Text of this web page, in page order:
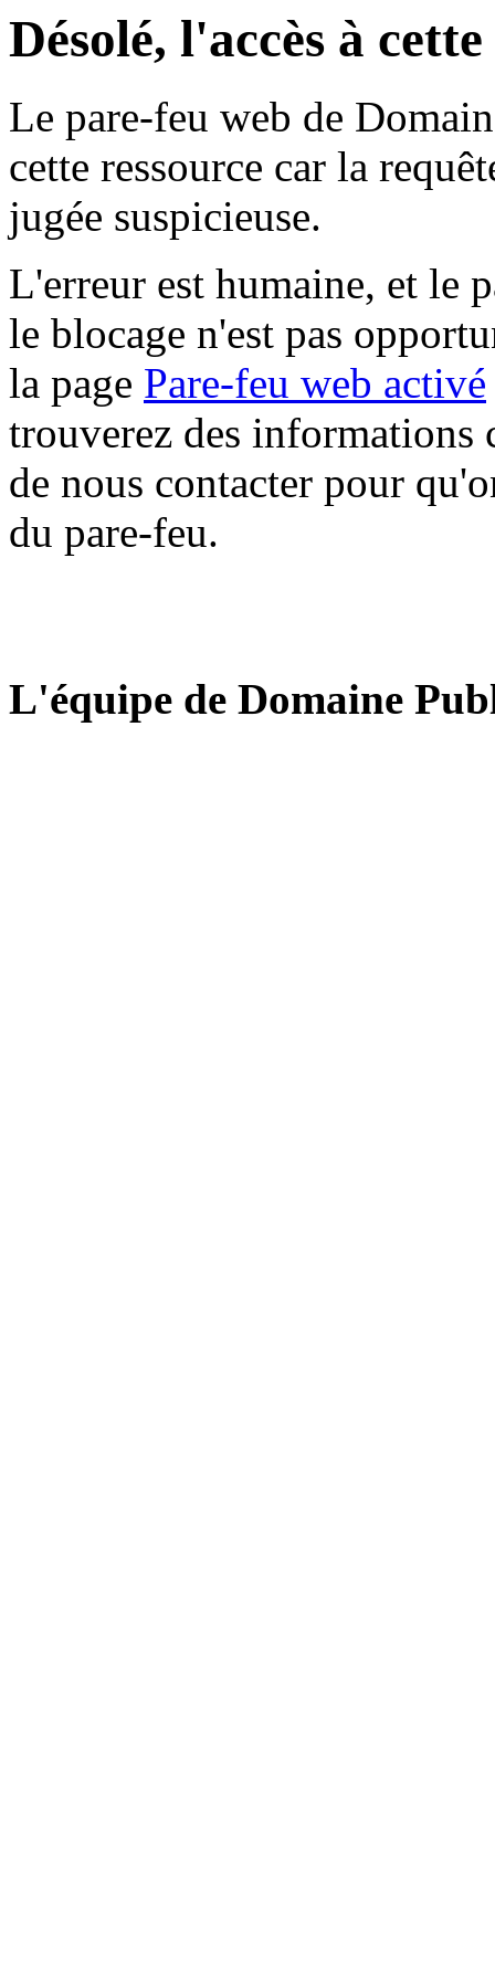
Désolé, l'accès à
Le pare-feu web de
cette ressource car la
jugée suspicieuse.
L'erreur est humaine, et le
le blocage n'est pas
la page Pare-feu web activé
trouverez des informations
de nous contacter pour
du pare-feu.
L'équipe de Domaine